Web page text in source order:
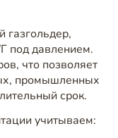
под давлением.
что позволяет
промышленных
срок.
учитываем: